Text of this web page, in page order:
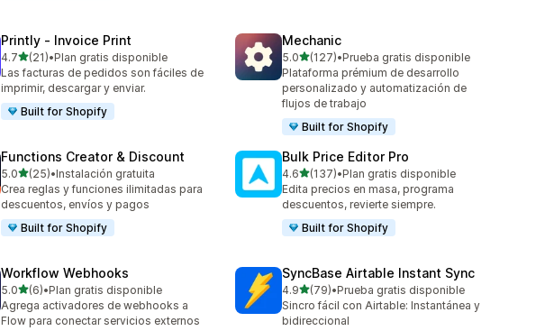
Printly ‑ Invoice Print
4.7de 5 estrellas
(21)
21 reseñas en total
•Plan gratis disponible
Las facturas de pedidos son fáciles de
imprimir, descargar y enviar.
Built for Shopify
Mechanic
5.0de 5 estrellas
(127)
127 reseñas en total
•Prueba gratis disponible
Plataforma prémium de desarrollo
personalizado y automatización de
flujos de trabajo
Built for Shopify
Functions Creator & Discount
5.0de 5 estrellas
(25)
25 reseñas en total
•Instalación gratuita
Crea reglas y funciones ilimitadas para
descuentos, envíos y pagos
Built for Shopify
Bulk Price Editor Pro
4.6de 5 estrellas
(137)
137 reseñas en total
•Plan gratis disponible
Edita precios en masa, programa
descuentos, revierte siempre.
Built for Shopify
Workflow Webhooks
5.0de 5 estrellas
(6)
6 reseñas en total
•Plan gratis disponible
Agrega activadores de webhooks a
Flow para conectar servicios externos
SyncBase Airtable Instant Sync
4.9de 5 estrellas
(79)
79 reseñas en total
•Prueba gratis disponible
Sincro fácil con Airtable: Instantánea y
bidireccional